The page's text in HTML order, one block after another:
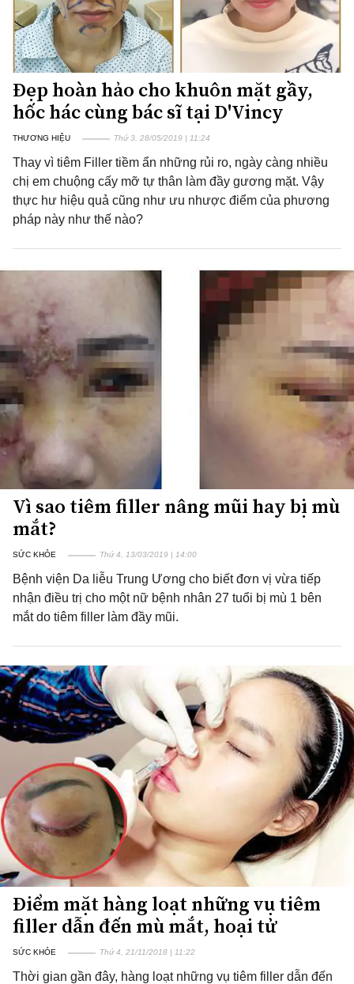
Đẹp hoàn hảo cho khuôn mặt gầy,
hốc hác cùng bác sĩ tại D'Vincy
THƯƠNG HIỆU Thứ 3, 28/05/2019 | 11:24
Thay vì tiêm Filler tiềm ẩn những rủi ro, ngày càng nhiều
chị em chuộng cấy mỡ tự thân làm đầy gương mặt. Vậy
thực hư hiệu quả cũng như ưu nhược điểm của phương
pháp này như thế nào?
Vì sao tiêm filler nâng mũi hay bị mù
mắt?
SỨC KHỎE Thứ 4, 13/03/2019 | 14:00
Bệnh viện Da liễu Trung Ương cho biết đơn vị vừa tiếp
nhận điều trị cho một nữ bệnh nhân 27 tuổi bị mù 1 bên
mắt do tiêm filler làm đầy mũi.
Điểm mặt hàng loạt những vụ tiêm
filler dẫn đến mù mắt, hoại tử
SỨC KHỎE Thứ 4, 21/11/2018 | 11:22
Thời gian gần đây, hàng loạt những vụ tiêm filler dẫn đến